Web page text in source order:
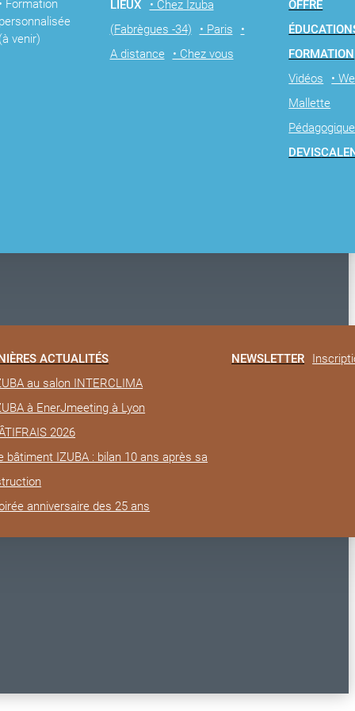
• Formation
personnalisée
(à venir)
LIEUX
• Chez Izuba
(Fabrègues -34)
• Paris
•
A distance
• Chez vous
OFFRE
ÉDUCATION
FORMATION
Vidéos
•
Mallette
Pédagogique
DEVIS
ACTUALITÉS
au salon INTERCLIMA
à EnerJmeeting à Lyon
2026
bâtiment IZUBA : bilan 10 ans après sa
anniversaire des 25 ans
NEWSLETTER